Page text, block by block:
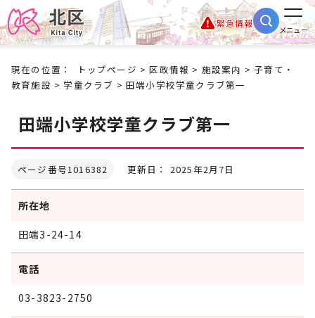
緊急情報
メニュー
現在の位置： トップページ >区政情報 > 施設案内 >子育て・
教育施設 > 学童クラブ > 田端小学校学童クラブ第一
田端小学校学童クラブ第一
ページ番号1016382 更新日： 2025年2月7日
所在地
田端3-24-14
電話
03-3823-2750